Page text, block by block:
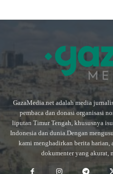
GazaMedia.net adalah media
pembaca dan donasi organisasi
liputan Timur Tengah, khususnya
Indonesia dan dunia.Dengan
kami menghadirkan berita harian,
dokumenter yang akurat,